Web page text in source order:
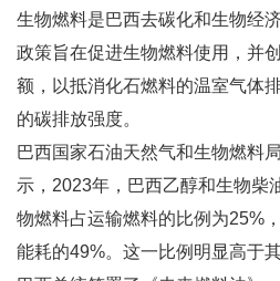
生物燃料是巴西去碳化和生物经
政策旨在促进生物燃料使用，并
额，以抵消化石燃料的温室气体
的碳排放强度。
巴西国家石油天然气和生物燃料
示，2023年，巴西乙醇和生物柴
物燃料占运输燃料的比例为25%
能耗的49%。这一比例明显高于